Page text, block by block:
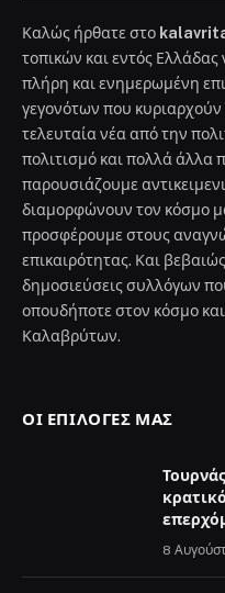
Καλώς ήρθατε στο
τοπικών και εντός
πλήρη και ενημερωμένη
γεγονότων που
τελευταία νέα από την
πολιτισμό και πολλά άλλα
παρουσιάζουμε
διαμορφώνουν τον κόσμο
προσφέρουμε στους
επικαιρότητας. Και
δημοσιεύσεις συλλόγων
οπουδήποτε στον κόσμο
Καλαβρύτων.
ΟΙ ΕΠΙΛΟΓΈΣ ΜΑΣ
8